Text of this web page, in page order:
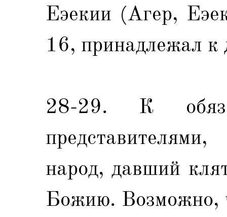
Еэекии (Агер,
16, принадлежал к
28-29. К
народ, давший
Божию. Возможно,